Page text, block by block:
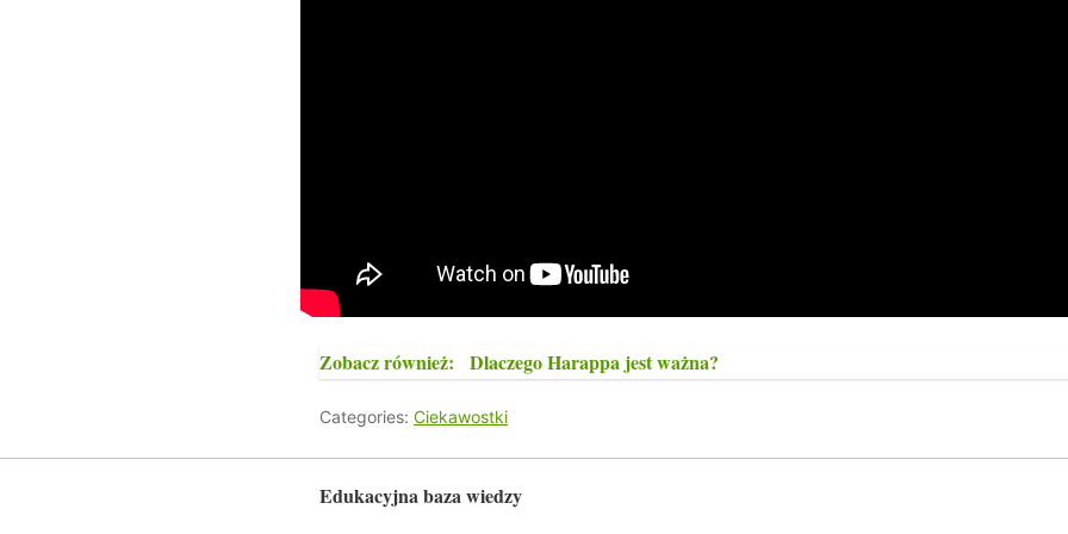
Zobacz również: Dlaczego Harappa jest ważna?
Categories: Ciekawostki
Edukacyjna baza wiedzy